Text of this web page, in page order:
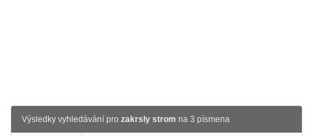
Výsledky vyhledávání pro zakrsly strom na 3 písmena